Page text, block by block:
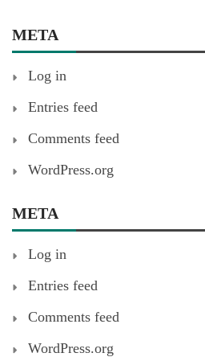
META
Log in
Entries feed
Comments feed
WordPress.org
META
Log in
Entries feed
Comments feed
WordPress.org